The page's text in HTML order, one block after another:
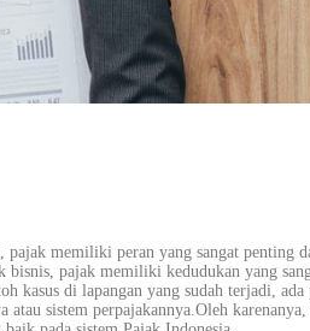
pajak memiliki peran yang sangat penting
bisnis, pajak memiliki kedudukan yang
kasus di lapangan yang sudah terjadi,
atau sistem perpajakannya.Oleh